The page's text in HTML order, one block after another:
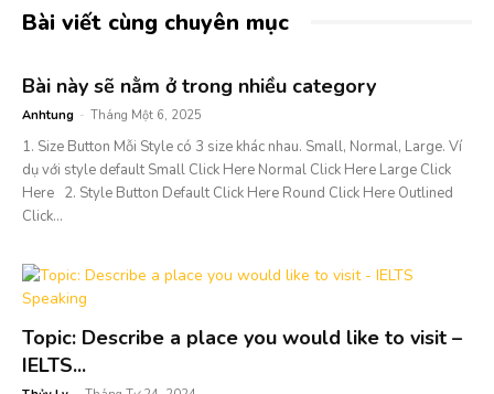
Bài viết cùng chuyên mục
Bài này sẽ nằm ở trong nhiều category
Anhtung - Tháng Một 6, 2025
1. Size Button Mỗi Style có 3 size khác nhau. Small, Normal, Large. Ví
dụ với style default Small Click Here Normal Click Here Large Click
Here 2. Style Button Default Click Here Round Click Here Outlined
Click...
Topic: Describe a place you would like to visit –
IELTS...